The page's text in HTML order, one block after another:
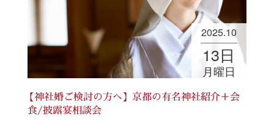
2025.10
13日
月曜日
【神社婚ご検討の方へ】京都の有名神社紹介＋会
食/披露宴相談会